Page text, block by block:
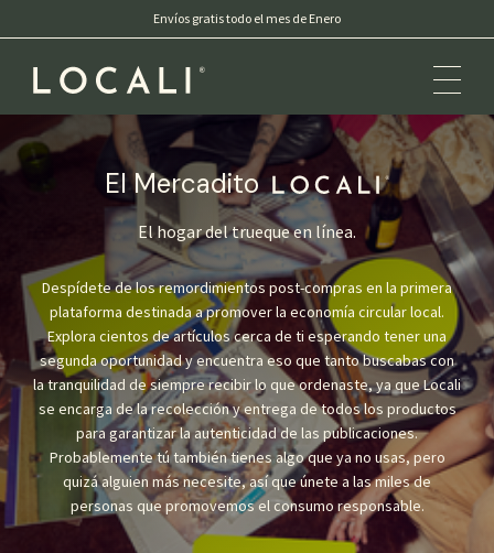
Envíos gratis todo el mes de Enero
El Mercadito Locali
El hogar del trueque en línea.
Despídete de los remordimientos post-compras en la primera
plataforma destinada a promover la economía circular local.
Explora cientos de artículos cerca de ti esperando tener una
segunda oportunidad y encuentra eso que tanto buscabas con
la tranquilidad de siempre recibir lo que ordenaste, ya que Locali
se encarga de la recolección y entrega de todos los productos
para garantizar la autenticidad de las publicaciones.
Probablemente tú también tienes algo que ya no usas, pero
quizá alguien más necesite, así que únete a las miles de
personas que promovemos el consumo responsable.